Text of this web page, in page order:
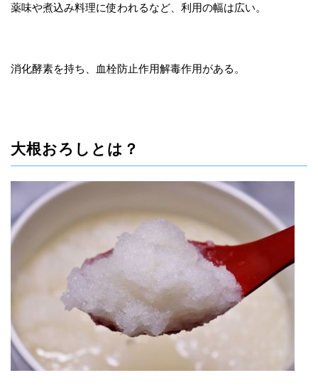
薬味や煮込み料理に使われるなど、利用の幅は広い。
消化酵素を持ち、血栓防止作用解毒作用がある。
大根おろしとは？